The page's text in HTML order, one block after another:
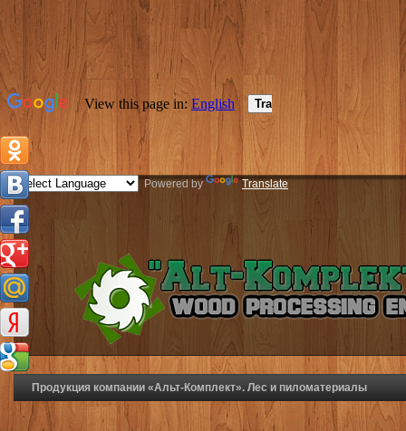
Powered by Translate
Продукция компании «Альт-Комплект». Лес и пиломатериалы